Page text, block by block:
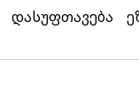
დასუფთავება